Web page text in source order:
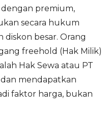
premium,
secara hukum
besar. Orang
freehold (Hak Milik)
Hak Sewa atau PT
mendapatkan
faktor harga, bukan